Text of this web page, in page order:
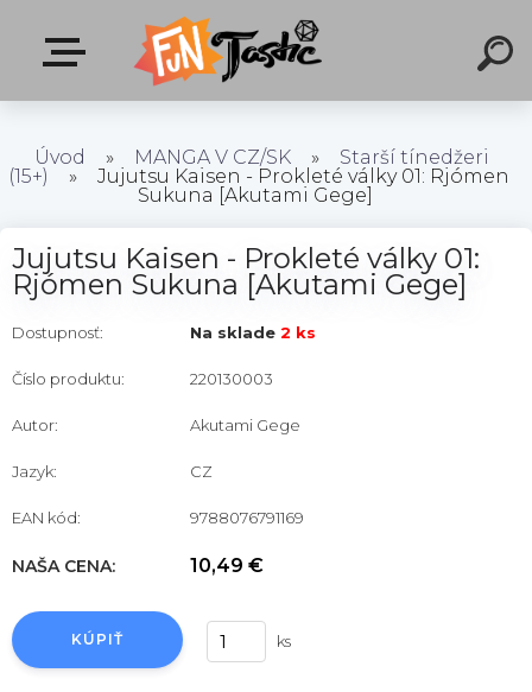
Úvod » MANGA V CZ/SK »
Starší tínedžeri
(15+)
»
Jujutsu Kaisen - Prokleté války 01: Rjómen
Sukuna [Akutami Gege]
Jujutsu Kaisen - Prokleté války 01:
Rjómen Sukuna [Akutami Gege]
Dostupnosť: Na sklade 2 ks
Číslo produktu: 220130003
Autor: Akutami Gege
Jazyk: CZ
EAN kód: 9788076791169
NAŠA CENA: 10,49 €
ks
KÚPIŤ